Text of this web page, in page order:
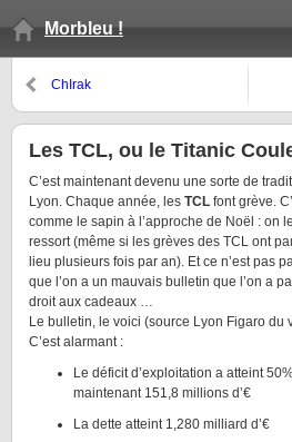
Morbleu !
ChIrak
Les TCL, ou le Titanic
C’est maintenant devenu une sorte de
Lyon. Chaque année, les TCL font grève.
comme le sapin à l’approche de Noël : on le
ressort (même si les grèves des TCL ont
lieu plusieurs fois par an). Et ce n’est pas
que l’on a un mauvais bulletin que l’on a
droit aux cadeaux …
Le bulletin, le voici (source Lyon Figaro du
C’est alarmant :
Le déficit d’exploitation a atteint
maintenant 151,8 millions d’€
La dette atteint 1,280 milliard d’€